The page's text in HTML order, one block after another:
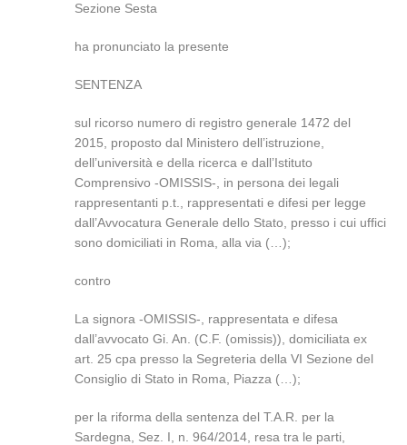
Sezione Sesta
ha pronunciato la presente
SENTENZA
sul ricorso numero di registro generale 1472 del
2015, proposto dal Ministero dell’istruzione,
dell’università e della ricerca e dall’Istituto
Comprensivo -OMISSIS-, in persona dei legali
rappresentanti p.t., rappresentati e difesi per legge
dall’Avvocatura Generale dello Stato, presso i cui uffici
sono domiciliati in Roma, alla via (…);
contro
La signora -OMISSIS-, rappresentata e difesa
dall’avvocato Gi. An. (C.F. (omissis)), domiciliata ex
art. 25 cpa presso la Segreteria della VI Sezione del
Consiglio di Stato in Roma, Piazza (…);
per la riforma della sentenza del T.A.R. per la
Sardegna, Sez. I, n. 964/2014, resa tra le parti,